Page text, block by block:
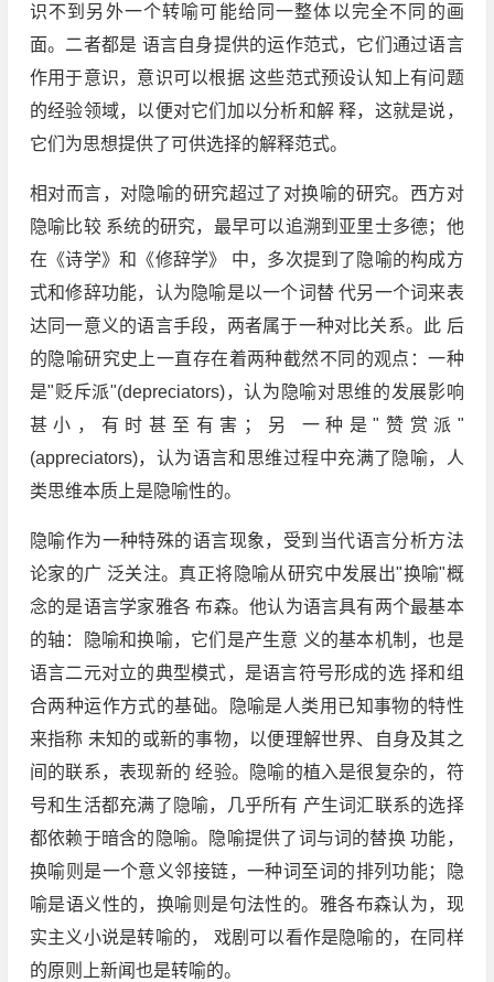
识不到另外一个转喻可能给同一整体以完全不同的画
面。二者都是 语言自身提供的运作范式，它们通过语言
作用于意识，意识可以根据 这些范式预设认知上有问题
的经验领域，以便对它们加以分析和解 释，这就是说，
它们为思想提供了可供选择的解释范式。
相对而言，对隐喻的研究超过了对换喻的研究。西方对
隐喻比较 系统的研究，最早可以追溯到亚里士多德；他
在《诗学》和《修辞学》 中，多次提到了隐喻的构成方
式和修辞功能，认为隐喻是以一个词替 代另一个词来表
达同一意义的语言手段，两者属于一种对比关系。此 后
的隐喻研究史上一直存在着两种截然不同的观点：一种
是"贬斥派"(depreciators)，认为隐喻对思维的发展影响
甚小，有时甚至有害；另 一种是"赞赏派"
(appreciators)，认为语言和思维过程中充满了隐喻，人
类思维本质上是隐喻性的。
隐喻作为一种特殊的语言现象，受到当代语言分析方法
论家的广 泛关注。真正将隐喻从研究中发展出"换喻"概
念的是语言学家雅各 布森。他认为语言具有两个最基本
的轴：隐喻和换喻，它们是产生意 义的基本机制，也是
语言二元对立的典型模式，是语言符号形成的选 择和组
合两种运作方式的基础。隐喻是人类用已知事物的特性
来指称 未知的或新的事物，以便理解世界、自身及其之
间的联系，表现新的 经验。隐喻的植入是很复杂的，符
号和生活都充满了隐喻，几乎所有 产生词汇联系的选择
都依赖于暗含的隐喻。隐喻提供了词与词的替换 功能，
换喻则是一个意义邻接链，一种词至词的排列功能；隐
喻是语义性的，换喻则是句法性的。雅各布森认为，现
实主义小说是转喻的， 戏剧可以看作是隐喻的，在同样
的原则上新闻也是转喻的。